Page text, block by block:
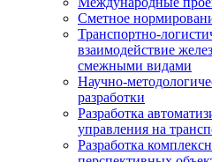
Сметное
Транспортно-
взаимодействие
смежными видами
Научно-
разработки
Разработка
управления на
Разработка